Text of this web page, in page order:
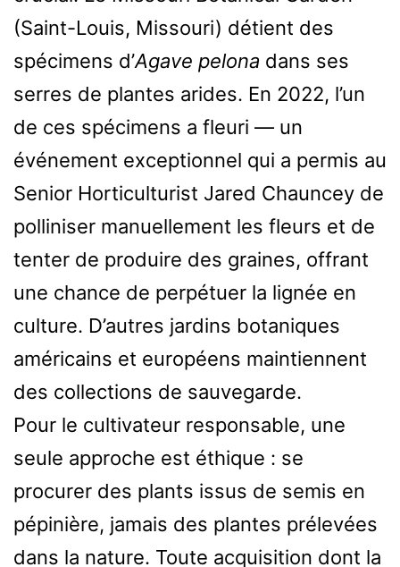
(Saint-Louis, Missouri) détient des
spécimens d’Agave pelona dans ses
serres de plantes arides. En 2022, l’un
de ces spécimens a fleuri — un
événement exceptionnel qui a permis au
Senior Horticulturist Jared Chauncey de
polliniser manuellement les fleurs et de
tenter de produire des graines, offrant
une chance de perpétuer la lignée en
culture. D’autres jardins botaniques
américains et européens maintiennent
des collections de sauvegarde.
Pour le cultivateur responsable, une
seule approche est éthique : se
procurer des plants issus de semis en
pépinière, jamais des plantes prélevées
dans la nature. Toute acquisition dont la